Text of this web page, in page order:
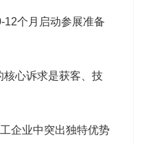
12个月启动参展准备
核心诉求是获客、技
企业中突出独特优势